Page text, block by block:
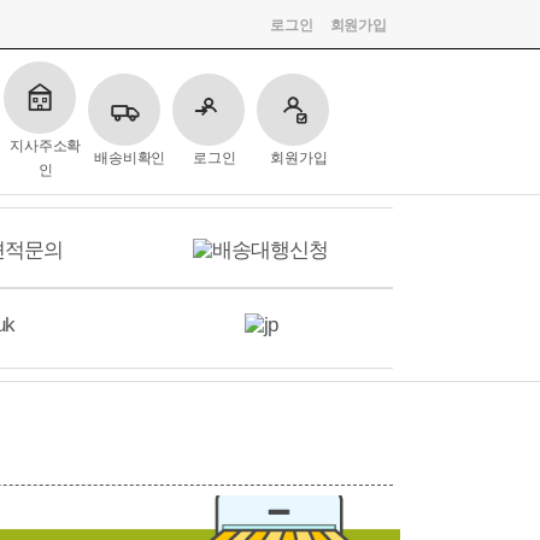
로그인 회원가입
지사주소확
인
배송비확인 로그인 회원가입